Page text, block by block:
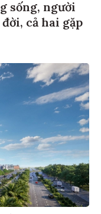
sống, người
cả hai gặp